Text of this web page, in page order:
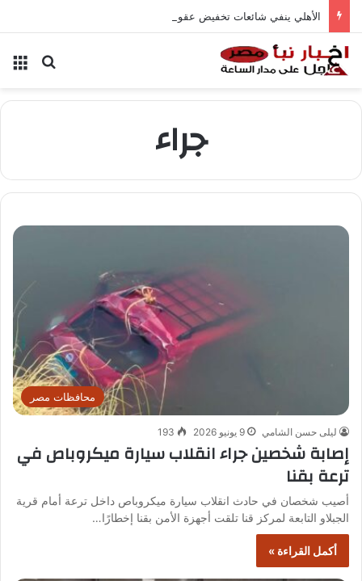
الأهلي ينفي شائعات تخفيض عقود زيزو والشناوي
بحث
جراء
محافظات مصر
ليلى حسن الشامي 9 يونيو 2026 193
إصابة شخصين جراء انقلاب سيارة ميكروباص في
ترعة بقنا
أصيب شخصان في حادث انقلاب سيارة ميكروباص داخل ترعة أمام قرية
الجبلاو التابعة لمركز قنا تلقت أجهزة الأمن بقنا إخطارًا…
أكمل القراءة »